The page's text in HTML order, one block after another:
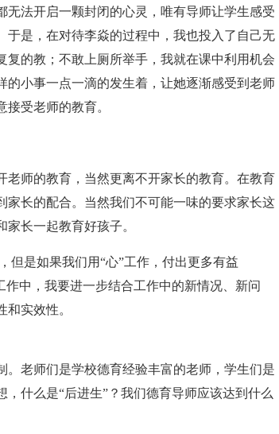
法开启一颗封闭的心灵，唯有导师让学生感受
是，在对待李焱的过程中，我也投入了自己无
的教；不敢上厕所举手，我就在课中利用机会
小事一点一滴的发生着，让她逐渐感受到老师
受老师的教育。
师的教育，当然更离不开家长的教育。在教育
长的配合。当然我们不可能一味的要求家长这
长一起教育好孩子。
但是如果我们用“心”工作，付出更多有益
中，我要进一步结合工作中的新情况、新问
实效性。
老师们是学校德育经验丰富的老师，学生们是
什么是“后进生”？我们德育导师应该达到什么